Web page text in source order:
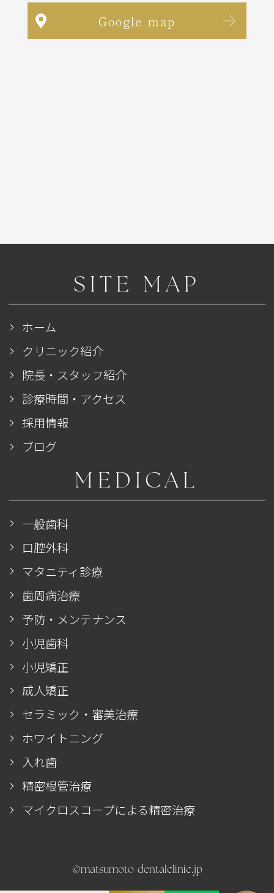
Google map
SITE MAP
ホーム
クリニック紹介
院長・スタッフ紹介
診療時間・アクセス
採用情報
ブログ
MEDICAL
一般歯科
口腔外科
マタニティ診療
歯周病治療
予防・メンテナンス
小児歯科
小児矯正
成人矯正
セラミック・審美治療
ホワイトニング
入れ歯
精密根管治療
マイクロスコープによる精密治療
©matsumoto-dentalclinic.jp